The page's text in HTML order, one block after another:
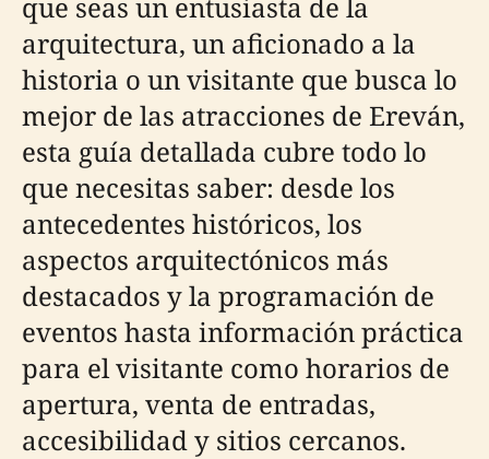
arquitectura, un aficionado a la
historia o un visitante que busca lo
mejor de las atracciones de Ereván,
esta guía detallada cubre todo lo
que necesitas saber: desde los
antecedentes históricos, los
aspectos arquitectónicos más
destacados y la programación de
eventos hasta información práctica
para el visitante como horarios de
apertura, venta de entradas,
accesibilidad y sitios cercanos.